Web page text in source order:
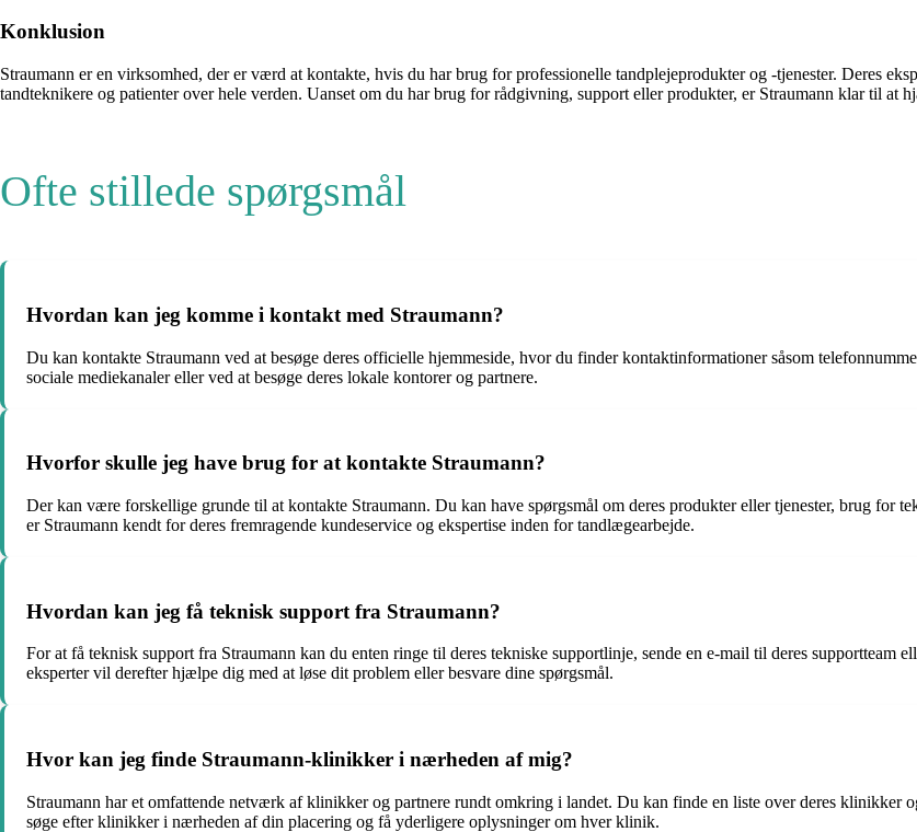
Konklusion
Straumann er en virksomhed, der er værd at kontakte, hvis du har brug for professionelle tandplejeprodukter og -tjenester. Deres
tandteknikere og patienter over hele verden. Uanset om du har brug for rådgivning, support eller produkter, er Straumann klar til at
Ofte stillede spørgsmål
Hvordan kan jeg komme i kontakt med Straumann?
Du kan kontakte Straumann ved at besøge deres officielle hjemmeside, hvor du finder kontaktinformationer såsom
sociale mediekanaler eller ved at besøge deres lokale kontorer og partnere.
Hvorfor skulle jeg have brug for at kontakte Straumann?
Der kan være forskellige grunde til at kontakte Straumann. Du kan have spørgsmål om deres produkter eller tjenester, brug for
er Straumann kendt for deres fremragende kundeservice og ekspertise inden for tandlægearbejde.
Hvordan kan jeg få teknisk support fra Straumann?
For at få teknisk support fra Straumann kan du enten ringe til deres tekniske supportlinje, sende en e-mail til deres supportteam
eksperter vil derefter hjælpe dig med at løse dit problem eller besvare dine spørgsmål.
Hvor kan jeg finde Straumann-klinikker i nærheden af mig?
Straumann har et omfattende netværk af klinikker og partnere rundt omkring i landet. Du kan finde en liste over deres klinikker
søge efter klinikker i nærheden af din placering og få yderligere oplysninger om hver klinik.